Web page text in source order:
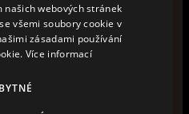
našich webových stránek
všemi soubory cookie v
zásadami používání
Více informací